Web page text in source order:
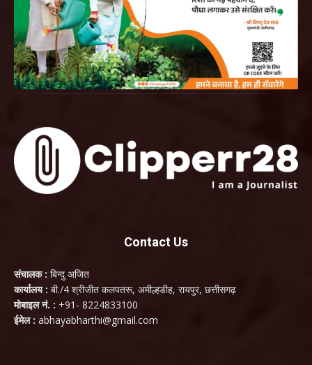
Contact Us
संचालक : बिन्दु अजित
कार्यालय : बी./4 श्रीजीत कलपतरू, अमील्हडीह, रायपुर, छत्तीसगढ़
मोबाइल नं. : +91- 8224833100
ईमेल : abhayabharthi@gmail.com